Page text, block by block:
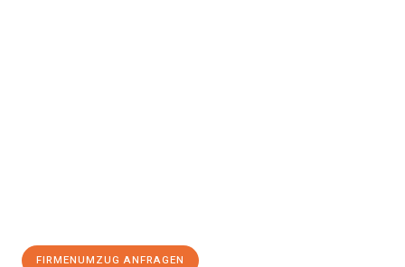
FIRMENUMZUG ANFRAGEN